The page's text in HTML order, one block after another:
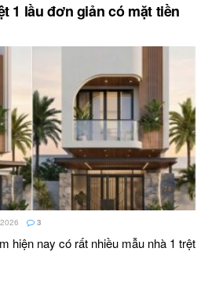
1 lầu đơn giản có mặt tiền
3
hiện nay có rất nhiều mẫu nhà 1 trệt